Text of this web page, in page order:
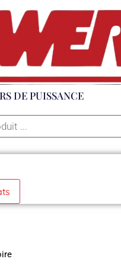
DE PUISSANCE